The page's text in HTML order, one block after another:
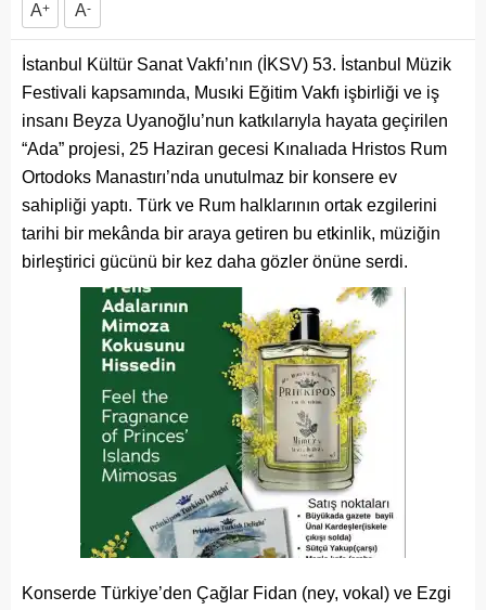
A+ A-
İstanbul Kültür Sanat Vakfı’nın (İKSV) 53. İstanbul Müzik
Festivali kapsamında, Musıki Eğitim Vakfı işbirliği ve iş
insanı Beyza Uyanoğlu’nun katkılarıyla hayata geçirilen
“Ada” projesi, 25 Haziran gecesi Kınalıada Hristos Rum
Ortodoks Manastırı’nda unutulmaz bir konsere ev
sahipliği yaptı. Türk ve Rum halklarının ortak ezgilerini
tarihi bir mekânda bir araya getiren bu etkinlik, müziğin
birleştirici gücünü bir kez daha gözler önüne serdi.
Konserde Türkiye’den Çağlar Fidan (ney, vokal) ve Ezgi